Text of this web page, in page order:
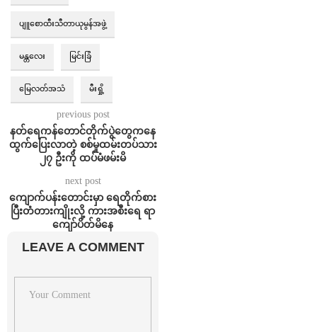
ပျူစောထီးသီတာယုမွန်အဖွဲ့
မန္တလေး မြင်းခြံ
မြေလတ်အသံ မီးရှို့
previous post
နတ်ရေကန်တောင်တိုက်ပွဲတွေကနေ
ထွက်ပြေးလာတဲ့ စစ်မှုထမ်းတပ်သား
၂၇ ဦးကို ထပ်မံဖမ်းမိ
next post
ကျောက်ပန်းတောင်းမှာ ရေတိုက်စား
ပြီးတံတားကျိုးလို့ ကားအစီးရေ ရာ
ကျော်ပိတ်မိနေ
LEAVE A COMMENT